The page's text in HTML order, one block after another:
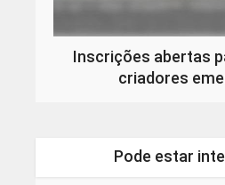
Inscrições abertas
criadores
Pode estar